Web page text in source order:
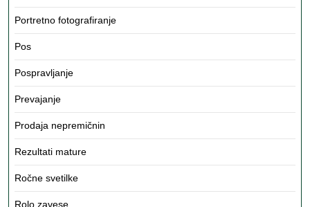
Portretno fotografiranje
Pos
Pospravljanje
Prevajanje
Prodaja nepremičnin
Rezultati mature
Ročne svetilke
Rolo zavese